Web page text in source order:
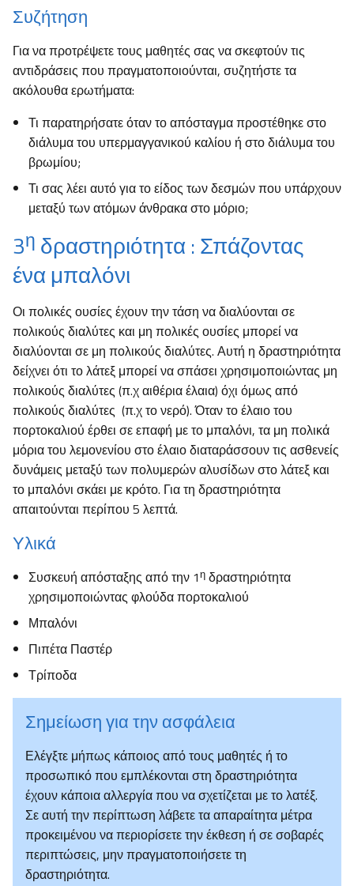
Συζήτηση
Για να προτρέψετε τους μαθητές σας να σκεφτούν τις
αντιδράσεις που πραγματοποιούνται, συζητήστε τα
ακόλουθα ερωτήματα:
Τι παρατηρήσατε όταν το απόσταγμα προστέθηκε στο
διάλυμα του υπερμαγγανικού καλίου ή στο διάλυμα του
βρωμίου;
Τι σας λέει αυτό για το είδος των δεσμών που υπάρχουν
μεταξύ των ατόμων άνθρακα στο μόριο;
3η δραστηριότητα : Σπάζοντας
ένα μπαλόνι
Οι πολικές ουσίες έχουν την τάση να διαλύονται σε
πολικούς διαλύτες και μη πολικές ουσίες μπορεί να
διαλύονται σε μη πολικούς διαλύτες. Αυτή η δραστηριότητα
δείχνει ότι το λάτεξ μπορεί να σπάσει χρησιμοποιώντας μη
πολικούς διαλύτες (π.χ αιθέρια έλαια) όχι όμως από
πολικούς διαλύτες (π.χ το νερό). Όταν το έλαιο του
πορτοκαλιού έρθει σε επαφή με το μπαλόνι, τα μη πολικά
μόρια του λεμονενίου στο έλαιο διαταράσσουν τις ασθενείς
δυνάμεις μεταξύ των πολυμερών αλυσίδων στο λάτεξ και
το μπαλόνι σκάει με κρότο. Για τη δραστηριότητα
απαιτούνται περίπου 5 λεπτά.
Υλικά
Συσκευή απόσταξης από την 1η δραστηριότητα
χρησιμοποιώντας φλούδα πορτοκαλιού
Μπαλόνι
Πιπέτα Παστέρ
Τρίποδα
Σημείωση για την ασφάλεια
Ελέγξτε μήπως κάποιος από τους μαθητές ή το
προσωπικό που εμπλέκονται στη δραστηριότητα
έχουν κάποια αλλεργία που να σχετίζεται με το λατέξ.
Σε αυτή την περίπτωση λάβετε τα απαραίτητα μέτρα
προκειμένου να περιορίσετε την έκθεση ή σε σοβαρές
περιπτώσεις, μην πραγματοποιήσετε τη
δραστηριότητα.